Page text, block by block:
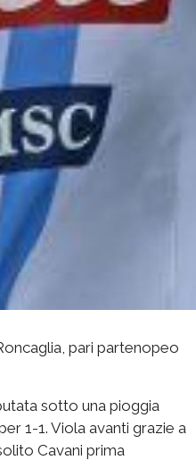
pari partenopeo
sotto una pioggia
1-1. Viola avanti grazie a
Cavani prima